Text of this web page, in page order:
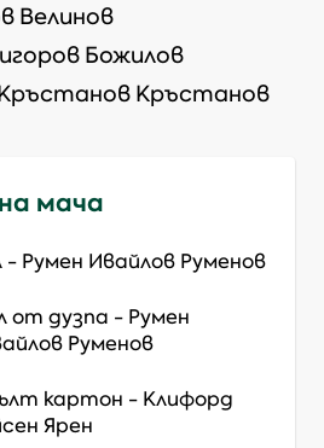
Велинов
Божилов
Кръстанов
мача
- Румен Ивайлов Руменов
от дузпа - Румен
Руменов
картон - Клифорд
Ярен